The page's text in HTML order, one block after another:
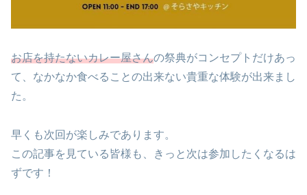
お店を持たないカレー屋さんの祭典がコンセプトだけあっ
て、なかなか食べることの出来ない貴重な体験が出来まし
た。
早くも次回が楽しみであります。
この記事を見ている皆様も、きっと次は参加したくなるは
ずです！